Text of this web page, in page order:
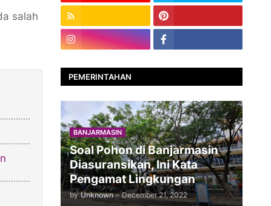
salah
PEMERINTAHAN
BANJARMASIN
Soal Pohon di Banjarmasin
Diasuransikan, Ini Kata
Pengamat Lingkungan
by Unknown - December 21, 2022